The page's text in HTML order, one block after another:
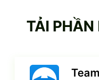
TẢI PHẦN